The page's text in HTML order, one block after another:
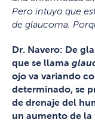
Pero intuyo que
de glaucoma.
Dr. Navero: De
que se llama
ojo va variando
determinado, se
de drenaje del
un aumento de la